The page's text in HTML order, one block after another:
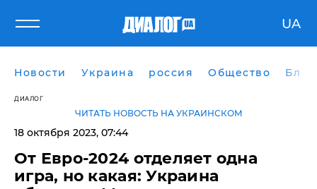
UA
Новости Украина россия Общество
ДИАЛОГ
ЧИТАТЬ НОВОСТЬ НА УКРАИНСКОМ
18 октября 2023, 07:44
​От Евро-2024 отделяет одна
игра, но какая: Украина